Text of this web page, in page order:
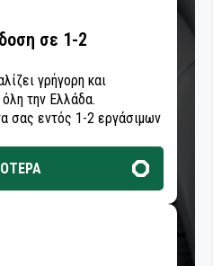
ΓΡΑΝΑΖΙΑ
ΣΚΑΦΩΝ
σε 1-2
γρήγορη και
την Ελλάδα.
σας εντός 1-2 εργάσιμων